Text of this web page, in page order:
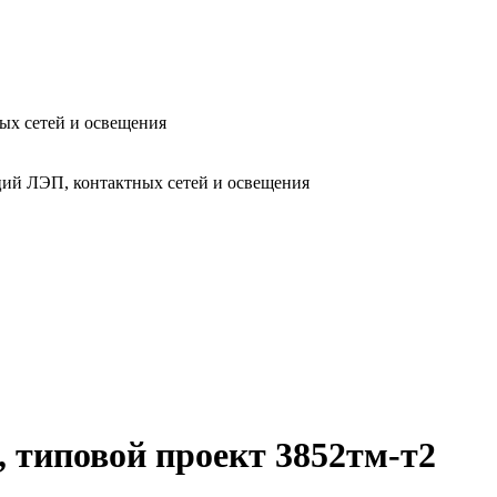
сетей и освещения
ЛЭП, контактных сетей и освещения
проект 3852тм-т2